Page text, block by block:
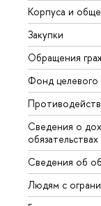
Корпуса и
Закупки
Обращения
Фонд целевого
Сведения о
Сведения об
Людям с